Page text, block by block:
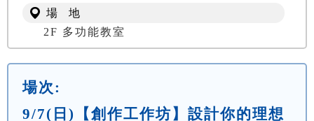
場 地
2F 多功能教室
場次:
9/7(日)【創作工作坊】設計你的理想